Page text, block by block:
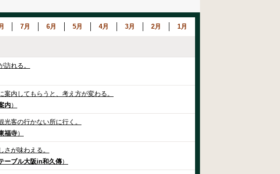
7月 6月 5月 4月 3月 2月 1月
訪れる。
案内してもらうと、考え方が変わる。
内）
光客の行かない所に行く。
福寺）
さが味わえる。
ーブル大阪in和久傳）